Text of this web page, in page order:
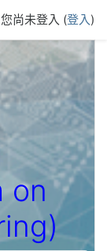
您尚未登入 (登入)
on